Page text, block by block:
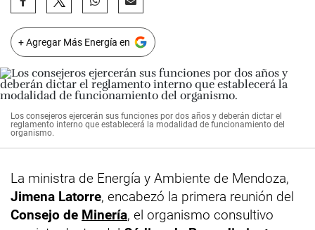
+ Agregar Más Energía en
Los consejeros ejercerán sus funciones por dos años y deberán dictar el
reglamento interno que establecerá la modalidad de funcionamiento del
organismo.
La ministra de Energía y Ambiente de Mendoza,
Jimena Latorre, encabezó la primera reunión del
Consejo de Minería, el organismo consultivo